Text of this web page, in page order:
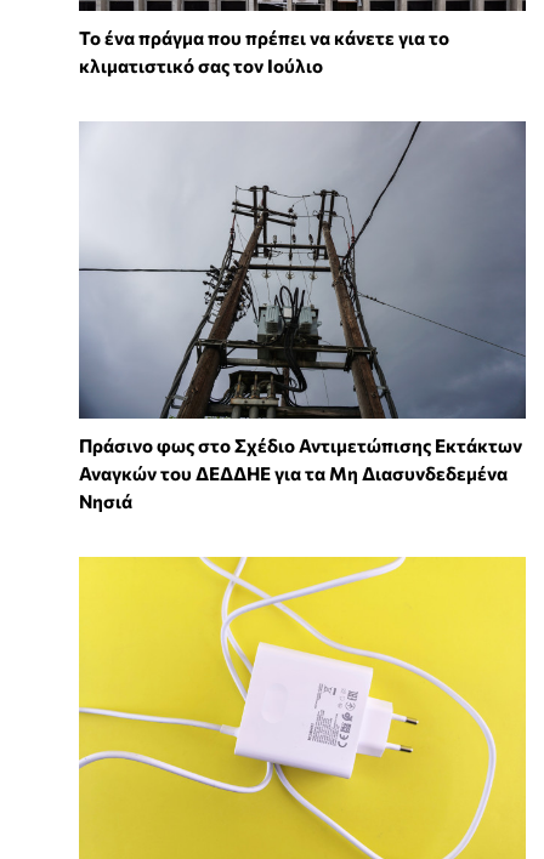
Το ένα πράγμα που πρέπει να κάνετε για το
κλιματιστικό σας τον Ιούλιο
Πράσινο φως στο Σχέδιο Αντιμετώπισης Εκτάκτων
Αναγκών του ΔΕΔΔΗΕ για τα Μη Διασυνδεδεμένα
Νησιά